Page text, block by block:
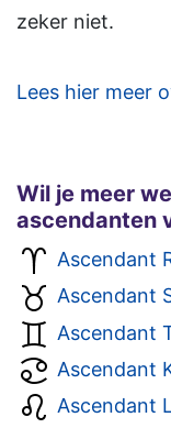
zeker niet.
Lees hier meer
Wil je meer
ascendanten
Ascendant
Ascendant
Ascendant
Ascendant
Ascendant